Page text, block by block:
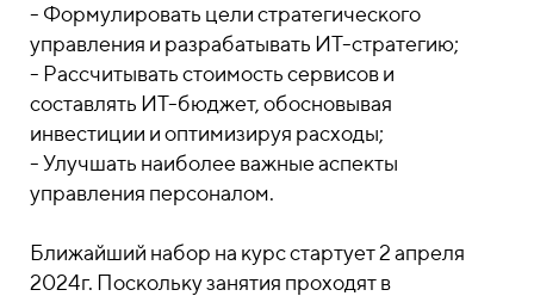
- Формулировать цели стратегического
управления и разрабатывать ИТ-стратегию;
- Рассчитывать стоимость сервисов и
составлять ИТ-бюджет, обосновывая
инвестиции и оптимизируя расходы;
- Улучшать наиболее важные аспекты
управления персоналом.
Ближайший набор на курс стартует 2 апреля
2024г. Поскольку занятия проходят в